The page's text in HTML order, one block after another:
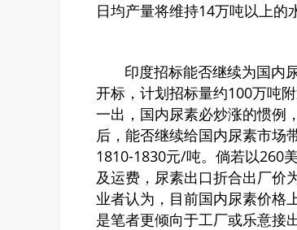
日均产量将维持14万吨以上的
印度招标能否继续为国内尿
开标，计划招标量约100万吨
一出，国内尿素必炒涨的惯例
后，能否继续给国内尿素市场
1810-1830元/吨。倘若以260
及运费，尿素出口折合出厂价
业者认为，目前国内尿素价格
是笔者更倾向于工厂或乐意接